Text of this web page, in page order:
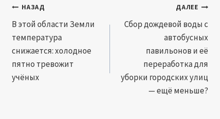
Навигация
по
записям
НАЗАД
В этой области Земли
температура
снижается: холодное
пятно тревожит
учёных
ДАЛЕЕ
Сбор дождевой воды с
автобусных
павильонов и её
переработка для
уборки городских улиц
— ещё меньше?